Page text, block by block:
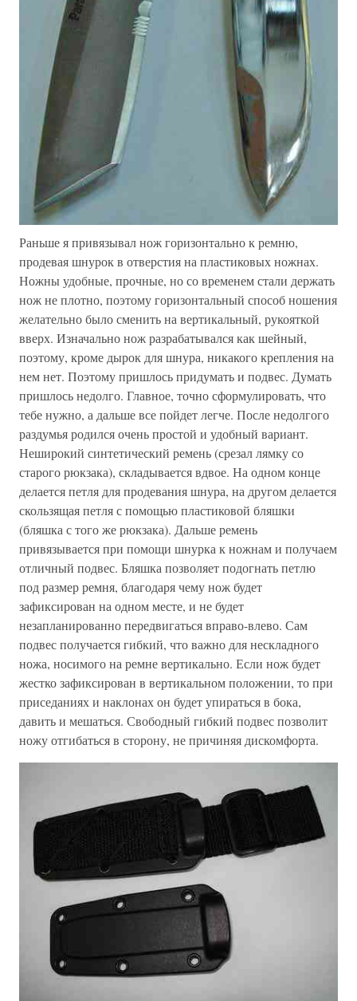
Раньше я привязывал нож горизонтально к ремню,
продевая шнурок в отверстия на пластиковых ножнах.
Ножны удобные, прочные, но со временем стали держать
нож не плотно, поэтому горизонтальный способ ношения
желательно было сменить на вертикальный, рукояткой
вверх. Изначально нож разрабатывался как шейный,
поэтому, кроме дырок для шнура, никакого крепления на
нем нет. Поэтому пришлось придумать и подвес. Думать
пришлось недолго. Главное, точно сформулировать, что
тебе нужно, а дальше все пойдет легче. После недолгого
раздумья родился очень простой и удобный вариант.
Неширокий синтетический ремень (срезал лямку со
старого рюкзака), складывается вдвое. На одном конце
делается петля для продевания шнура, на другом делается
скользящая петля с помощью пластиковой бляшки
(бляшка с того же рюкзака). Дальше ремень
привязывается при помощи шнурка к ножнам и получаем
отличный подвес. Бляшка позволяет подогнать петлю
под размер ремня, благодаря чему нож будет
зафиксирован на одном месте, и не будет
незапланированно передвигаться вправо-влево. Сам
подвес получается гибкий, что важно для нескладного
ножа, носимого на ремне вертикально. Если нож будет
жестко зафиксирован в вертикальном положении, то при
приседаниях и наклонах он будет упираться в бока,
давить и мешаться. Свободный гибкий подвес позволит
ножу отгибаться в сторону, не причиняя дискомфорта.